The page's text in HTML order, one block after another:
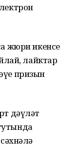
жюри икенсе
лайктар
призын
дәүләт